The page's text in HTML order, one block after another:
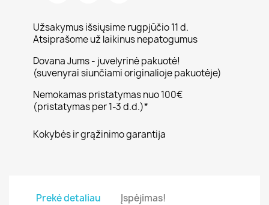
Užsakymus išsiųsime rugpjūčio 11 d.
Atsiprašome už laikinus nepatogumus
Dovana Jums - juvelyrinė pakuotė!
(suvenyrai siunčiami originalioje pakuotėje)
Nemokamas pristatymas nuo 100€
(pristatymas per 1-3 d.d.)*
Kokybės ir grąžinimo garantija
Prekė detaliau Įspėjimas!